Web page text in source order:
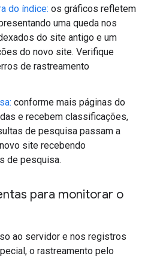
do índice: os gráficos refletem
uma queda nos
do site antigo e um
do novo site. Verifique
de rastreamento
conforme mais páginas do
e recebem classificações,
de pesquisa passam a
site recebendo
de pesquisa.
para monitorar o
ao servidor e nos registros
o rastreamento pelo